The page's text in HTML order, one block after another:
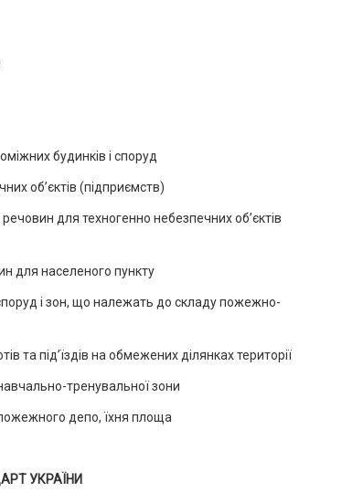
будинків і споруд
об’єктів (підприємств)
для техногенно небезпечних об’єктів
для населеного пункту
і зон, що належать до складу пожежно-
та під’їздів на обмежених ділянках території
тренувальної зони
депо, їхня площа
УКРАЇНИ